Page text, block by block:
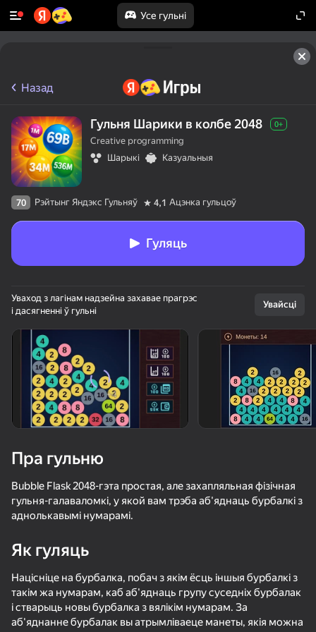
Усе гульні
50+ лепшых гульняў, у якія гуляюць
нават тыя, хто «не гуляе»
у якія гуляюць
нават тыя, хто
Паглядзець
Воздушные Шарики: Надуть и НЕ Лопать!
62
Майнкрафт Дробилка
60
Gun Clone: Слияние Пушек и Карт
Cookie
Назад
Гульня Шарики в колбе 2048 0+
Creative programming
Шарыкі
Казуальныя
70 Рэйтынг Яндэкс Гульняў 4,1 Ацэнка гульцоў
Гуляць
Уваход з лагінам надзейна захавае прагрэс
і дасягненні ў гульні
Увайсці
Пра гульню
Bubble Flask 2048-гэта простая, але захапляльная фізічная
гульня-галаваломкі, у якой вам трэба аб'яднаць бурбалкі з
аднолькавымі нумарамі.
Як гуляць
Націсніце на бурбалка, побач з якім ёсць іншыя бурбалкі з
такім жа нумарам, каб аб'яднаць групу суседніх бурбалак
і стварыць новы бурбалка з вялікім нумарам. За
аб'яднанне бурбалак вы атрымліваеце манеты, якія можна